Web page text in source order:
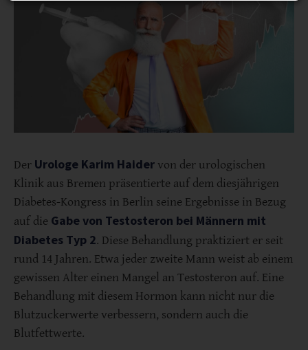
Der Urologe Karim Haider von der urologischen
Klinik aus Bremen präsentierte auf dem diesjährigen
Diabetes-Kongress in Berlin seine Ergebnisse in Bezug
auf die Gabe von Testosteron bei Männern mit
Diabetes Typ 2. Diese Behandlung praktiziert er seit
rund 14 Jahren. Etwa jeder zweite Mann weist ab einem
gewissen Alter einen Mangel an Testosteron auf. Eine
Behandlung mit diesem Hormon kann nicht nur die
Blutzuckerwerte verbessern, sondern auch die
Blutfettwerte.